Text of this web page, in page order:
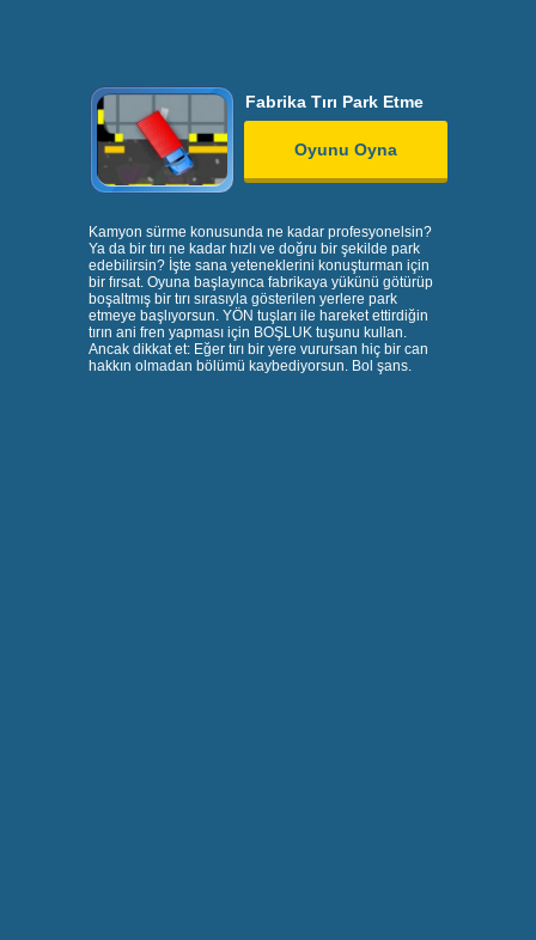
Fabrika Tırı Park Etme
Oyunu Oyna
Kamyon sürme konusunda ne kadar profesyonelsin?
Ya da bir tırı ne kadar hızlı ve doğru bir şekilde park
edebilirsin? İşte sana yeteneklerini konuşturman için
bir fırsat. Oyuna başlayınca fabrikaya yükünü götürüp
boşaltmış bir tırı sırasıyla gösterilen yerlere park
etmeye başlıyorsun. YÖN tuşları ile hareket ettirdiğin
tırın ani fren yapması için BOŞLUK tuşunu kullan.
Ancak dikkat et: Eğer tırı bir yere vurursan hiç bir can
hakkın olmadan bölümü kaybediyorsun. Bol şans.